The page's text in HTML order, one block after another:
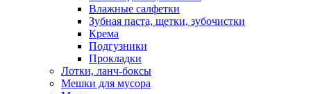
Влажные салфетки
Зубная паста, щетки, зубочистки
Крема
Подгузники
Прокладки
Лотки, ланч-боксы
Мешки для мусора